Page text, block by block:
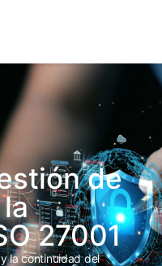
de
27001
la continuidad del